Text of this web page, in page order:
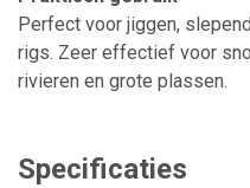
Perfect voor jiggen,
rigs. Zeer effectief voor
rivieren en grote plassen.
Specificaties